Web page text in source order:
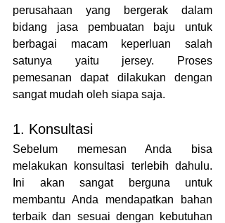
perusahaan yang bergerak dalam
bidang jasa pembuatan baju untuk
berbagai macam keperluan salah
satunya yaitu jersey. Proses
pemesanan dapat dilakukan dengan
sangat mudah oleh siapa saja.
1. Konsultasi
Sebelum memesan Anda bisa
melakukan konsultasi terlebih dahulu.
Ini akan sangat berguna untuk
membantu Anda mendapatkan bahan
terbaik dan sesuai dengan kebutuhan